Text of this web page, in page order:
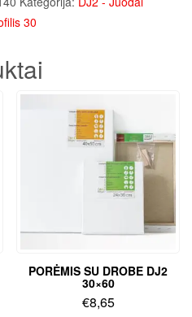
30
PORĖMIS SU DROBE DJ2
30×60
€8,65